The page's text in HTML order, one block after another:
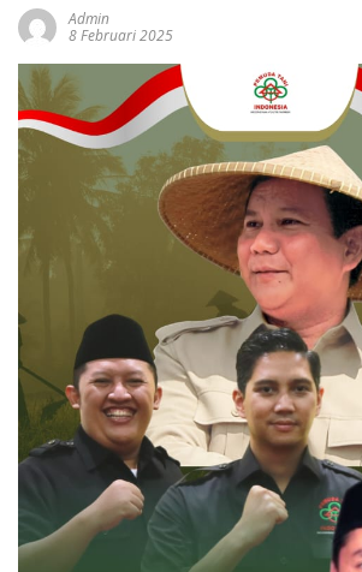
Admin
8 Februari 2025